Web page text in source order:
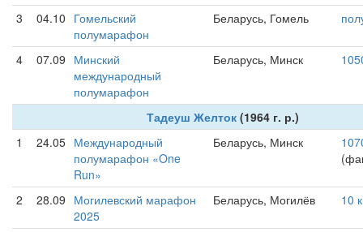
3
04.10 Гомельский
полумарафон
Беларусь, Гомель
4 07.09 Минский
международный
полумарафон
Беларусь, Минск
Тадеуш Желток(1964 г. р.)
1
24.05 Международный
полумарафон «One
Run»
Беларусь, Минск
2 28.09 Могилевский марафон
2025
Беларусь, Могилёв 10